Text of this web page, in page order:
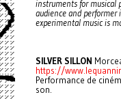
instruments for musical
audience and
experimental music is
SILVER SILLON
https://
Performance de
son.